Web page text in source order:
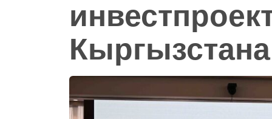
Кыргызстана